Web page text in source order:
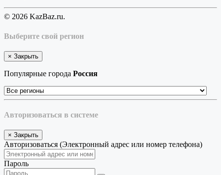
© 2026 KazBaz.ru.
Выберите свой регион
× Закрыть
Популярные города Россия
Авторизоваться в системе
× Закрыть
Авторизоваться (Электронный адрес или номер телефона)
Пароль